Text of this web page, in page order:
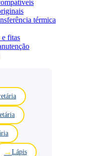
térmica
e fitas
Lápis